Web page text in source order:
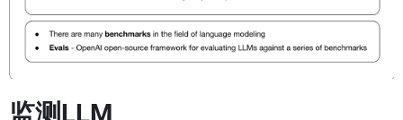
监测LLM